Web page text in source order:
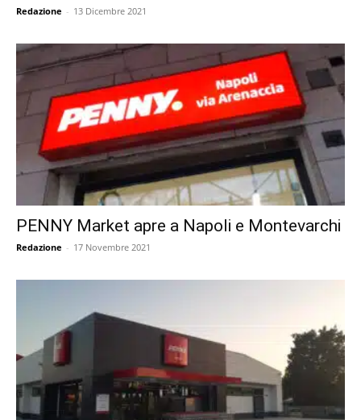
Redazione - 13 Dicembre 2021
PENNY Market apre a Napoli e Montevarchi
Redazione - 17 Novembre 2021